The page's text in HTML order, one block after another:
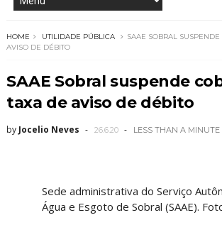
HOME UTILIDADE PÚBLICA
SAAE SOBRAL
AVISO DE DÉBITO
SAAE Sobral suspende
taxa de aviso de débito
by Jocelio Neves 26.6.20 LESS THAN A MINUTE
Sede administrativa do Serviço
Água e Esgoto de Sobral (SAAE).